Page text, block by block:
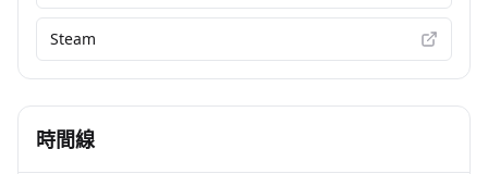
Steam
時間線